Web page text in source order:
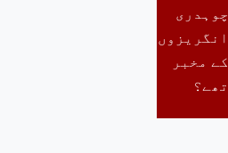
چوہدری
انگریزوں
کے مخبر
تھے؟